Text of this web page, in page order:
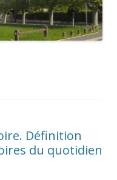
Définition
du quotidien